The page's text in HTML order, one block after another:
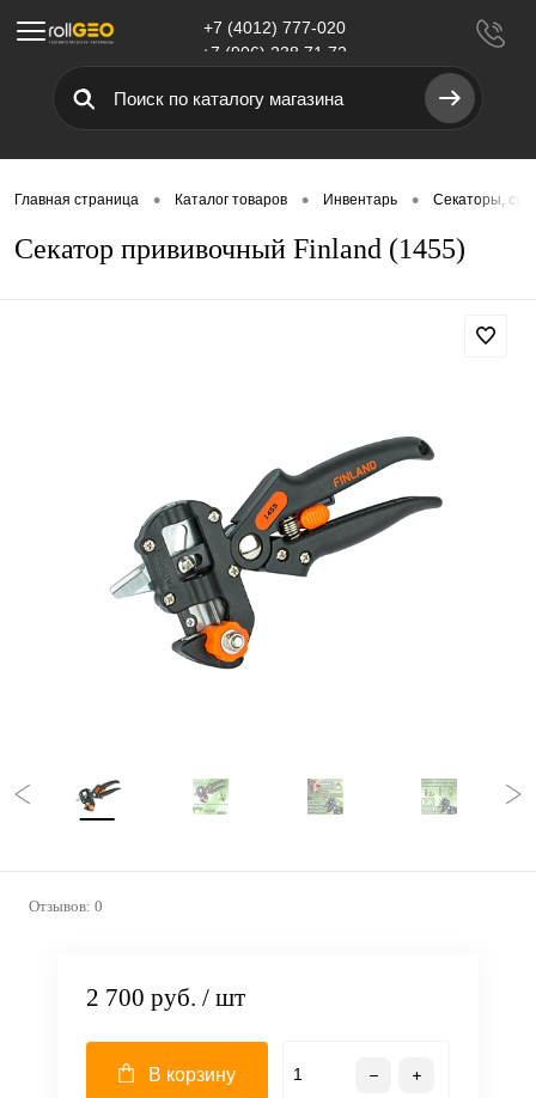
Меню
+7 (4012) 777-020
+7 (906) 238 71 72
Главная страница • Каталог товаров • Инвентарь • Секаторы,
Секатор прививочный Finland (1455)
Отзывов: 0
2 700 руб. / шт
В корзину